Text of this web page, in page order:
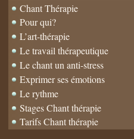
Chant Thérapie
Pour qui?
L’art-thérapie
Le travail thérapeutique
Le chant un anti-stress
Exprimer ses émotions
Le rythme
Stages Chant thérapie
Tarifs Chant thérapie